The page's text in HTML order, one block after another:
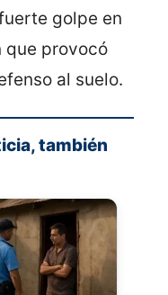
golpe en
que provocó
al suelo.
también